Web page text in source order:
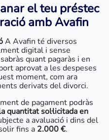
el teu préstec
amb Avafin
A Avafin té diversos
digital i sense
quant pagaràs i en
aprovat a les despeses
moment, com ara
derivats del divorci.
de pagament podràs
quantitat sol·licitada en
a avaluació i dins del
fins a 2.000 €.